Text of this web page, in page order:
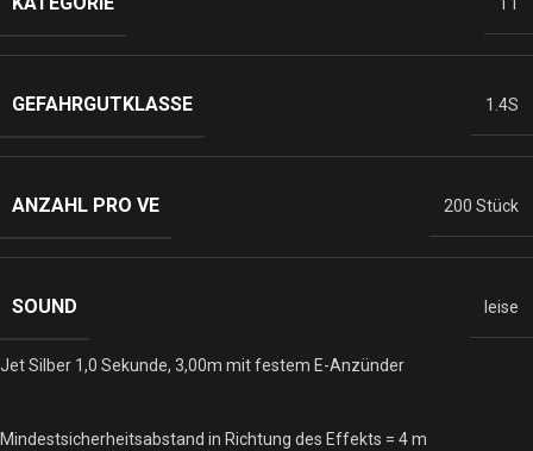
T1
GEFAHRGUTKLASSE 1.4S
ANZAHL PRO VE 200 Stück
SOUND leise
Jet Silber 1,0 Sekunde, 3,00m mit festem E-Anzünder
Mindestsicherheitsabstand in Richtung des Effekts = 4 m